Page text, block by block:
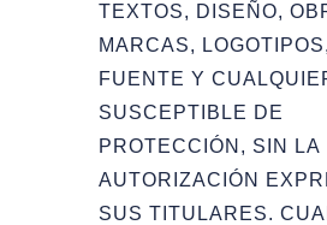
TEXTOS, DISEÑO,
MARCAS,
FUENTE Y
SUSCEPTIBLE DE
PROTECCIÓN, SIN LA
AUTORIZACIÓN
SUS TITULARES.